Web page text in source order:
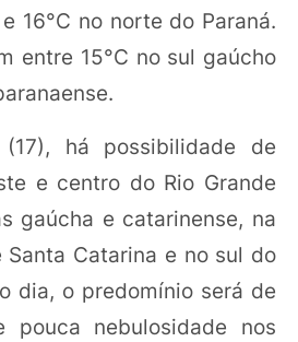
16°C no norte do Paraná.
entre 15°C no sul gaúcho
há possibilidade de
e centro do Rio Grande
gaúcha e catarinense, na
Catarina e no sul do
dia, o predomínio será de
pouca nebulosidade nos